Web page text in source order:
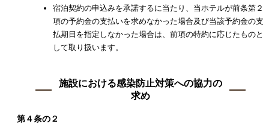
宿泊契約の申込みを承諾するに当たり、当ホテルが前条第２
項の予約金の支払いを求めなかった場合及び当該予約金の支
払期日を指定しなかった場合は、前項の特約に応じたものと
して取り扱います。
施設における感染防止対策への協力の
求め
第４条の２